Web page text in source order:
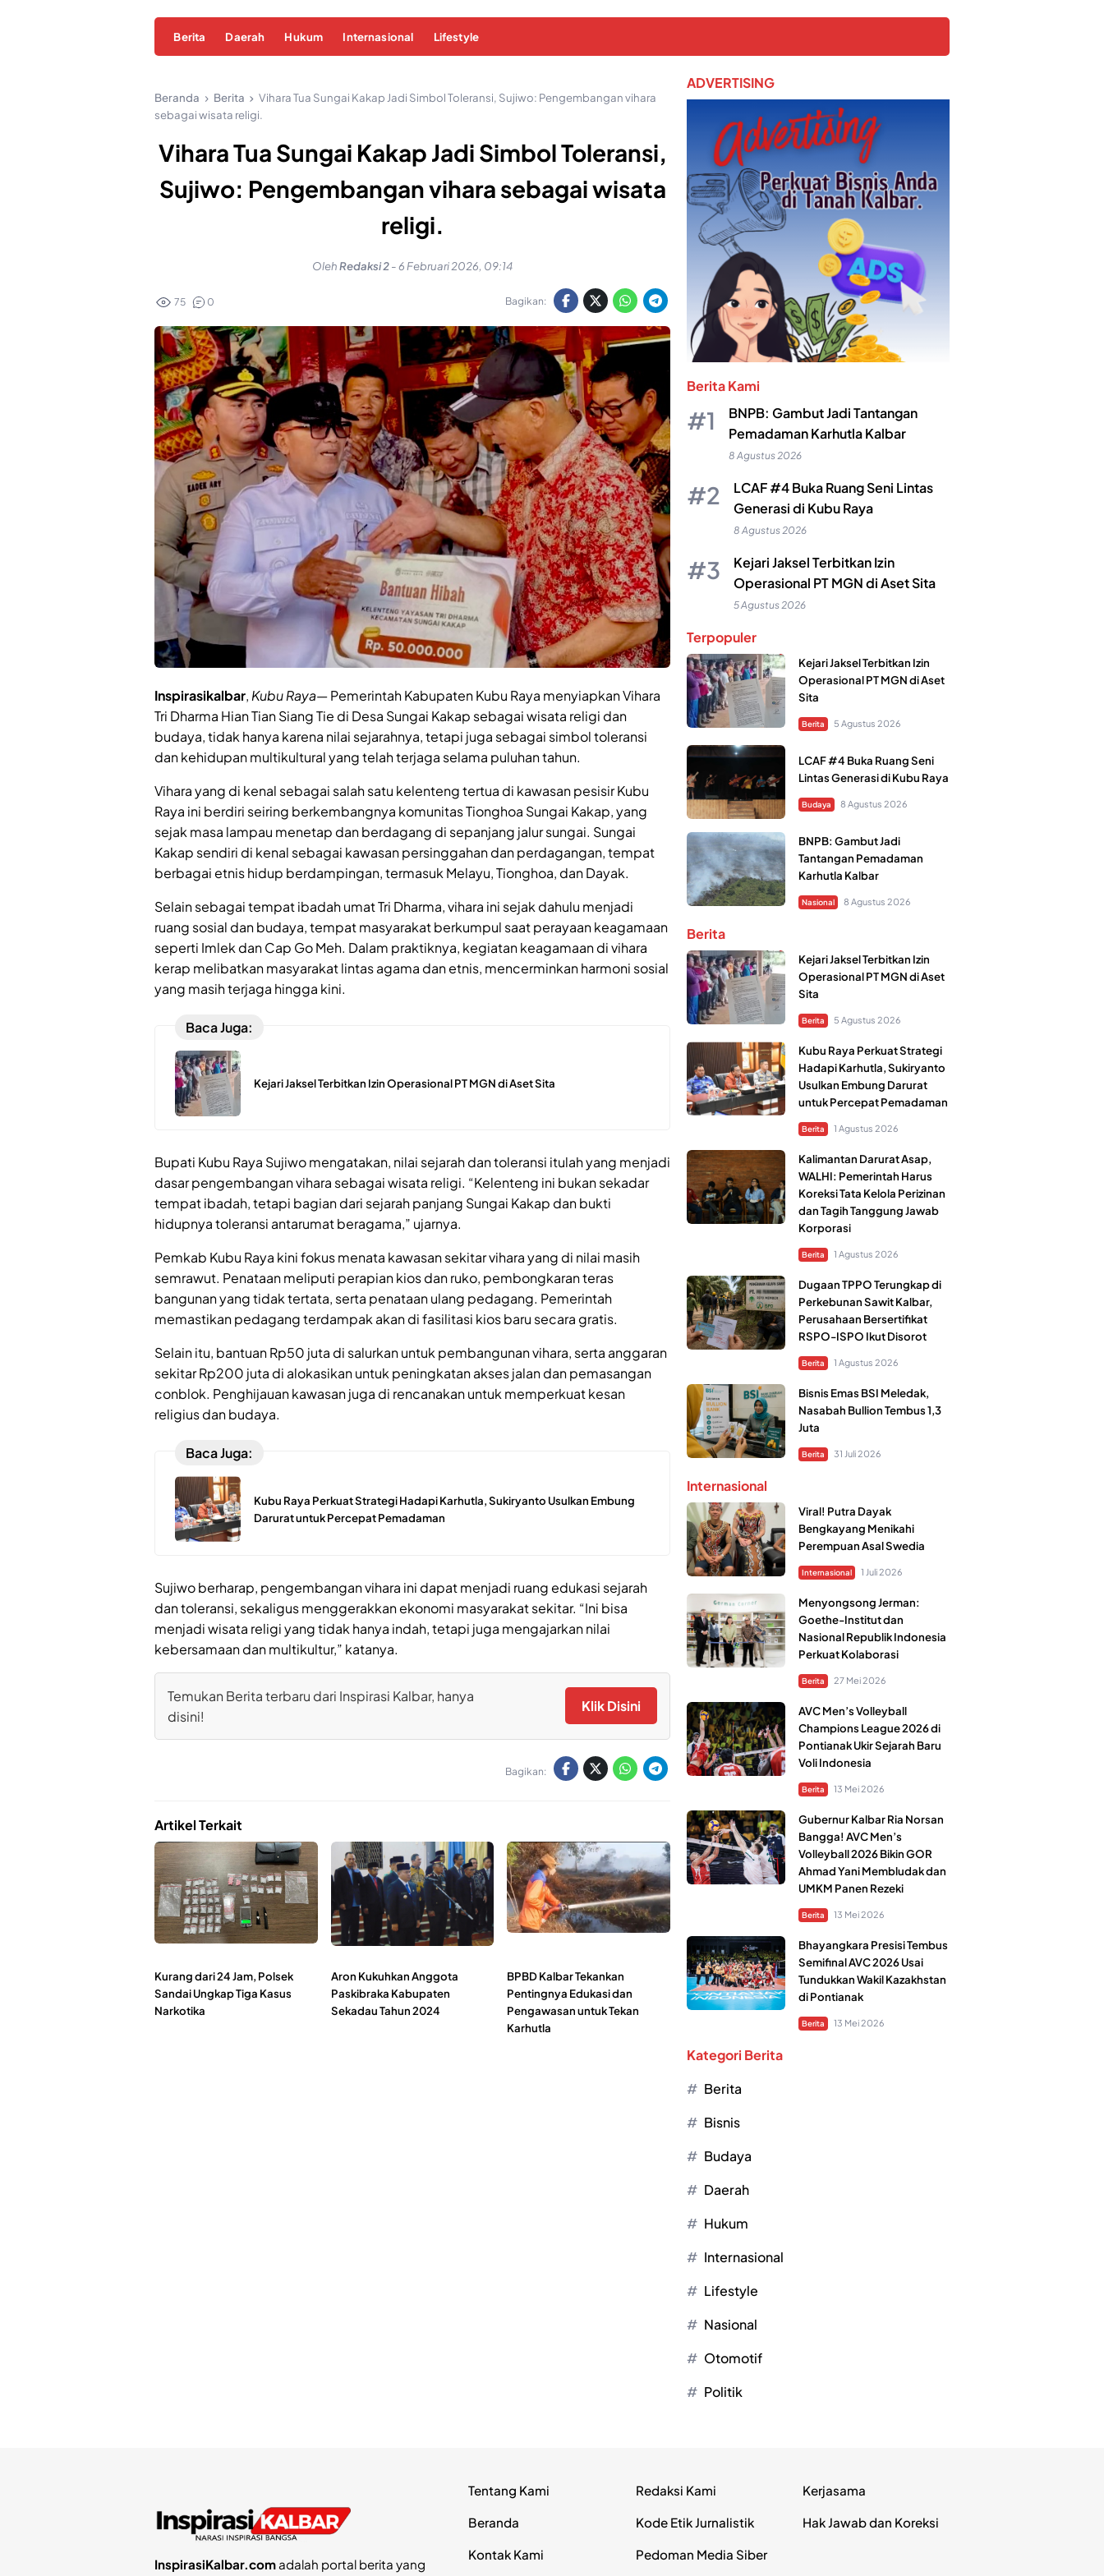
Berita Daerah Hukum Internasional Lifestyle
Beranda Berita
Vihara Tua Sungai Kakap Jadi Simbol Toleransi, Sujiwo: Pengembangan vihara
sebagai wisata religi.
Vihara Tua Sungai Kakap Jadi Simbol Toleransi,
Sujiwo: Pengembangan vihara sebagai wisata
religi.
OlehRedaksi 2-6 Februari 2026, 09:14
75 0 Bagikan:
Inspirasikalbar, Kubu Raya— Pemerintah Kabupaten Kubu Raya menyiapkan Vihara
Tri Dharma Hian Tian Siang Tie di Desa Sungai Kakap sebagai wisata religi dan
budaya, tidak hanya karena nilai sejarahnya, tetapi juga sebagai simbol toleransi
dan kehidupan multikultural yang telah terjaga selama puluhan tahun.
Vihara yang di kenal sebagai salah satu kelenteng tertua di kawasan pesisir Kubu
Raya ini berdiri seiring berkembangnya komunitas Tionghoa Sungai Kakap, yang
sejak masa lampau menetap dan berdagang di sepanjang jalur sungai. Sungai
Kakap sendiri di kenal sebagai kawasan persinggahan dan perdagangan, tempat
berbagai etnis hidup berdampingan, termasuk Melayu, Tionghoa, dan Dayak.
Selain sebagai tempat ibadah umat Tri Dharma, vihara ini sejak dahulu menjadi
ruang sosial dan budaya, tempat masyarakat berkumpul saat perayaan keagamaan
seperti Imlek dan Cap Go Meh. Dalam praktiknya, kegiatan keagamaan di vihara
kerap melibatkan masyarakat lintas agama dan etnis, mencerminkan harmoni sosial
yang masih terjaga hingga kini.
Baca Juga:
Kejari Jaksel Terbitkan Izin Operasional PT MGN di Aset Sita
Bupati Kubu Raya Sujiwo mengatakan, nilai sejarah dan toleransi itulah yang menjadi
dasar pengembangan vihara sebagai wisata religi. “Kelenteng ini bukan sekadar
tempat ibadah, tetapi bagian dari sejarah panjang Sungai Kakap dan bukti
hidupnya toleransi antarumat beragama,” ujarnya.
Pemkab Kubu Raya kini fokus menata kawasan sekitar vihara yang di nilai masih
semrawut. Penataan meliputi perapian kios dan ruko, pembongkaran teras
bangunan yang tidak tertata, serta penataan ulang pedagang. Pemerintah
memastikan pedagang terdampak akan di fasilitasi kios baru secara gratis.
Selain itu, bantuan Rp50 juta di salurkan untuk pembangunan vihara, serta anggaran
sekitar Rp200 juta di alokasikan untuk peningkatan akses jalan dan pemasangan
conblok. Penghijauan kawasan juga di rencanakan untuk memperkuat kesan
religius dan budaya.
Baca Juga:
Kubu Raya Perkuat Strategi Hadapi Karhutla, Sukiryanto Usulkan Embung
Darurat untuk Percepat Pemadaman
Sujiwo berharap, pengembangan vihara ini dapat menjadi ruang edukasi sejarah
dan toleransi, sekaligus menggerakkan ekonomi masyarakat sekitar. “Ini bisa
menjadi wisata religi yang tidak hanya indah, tetapi juga mengajarkan nilai
kebersamaan dan multikultur,” katanya.
Temukan Berita terbaru dari Inspirasi Kalbar, hanya
disini!
Klik Disini
Bagikan:
Artikel Terkait
Kurang dari 24 Jam, Polsek
Sandai Ungkap Tiga Kasus
Narkotika
Aron Kukuhkan Anggota
Paskibraka Kabupaten
Sekadau Tahun 2024
BPBD Kalbar Tekankan
Pentingnya Edukasi dan
Pengawasan untuk Tekan
Karhutla
ADVERTISING
Berita Kami
BNPB: Gambut Jadi Tantangan
Pemadaman Karhutla Kalbar
8 Agustus 2026
LCAF #4 Buka Ruang Seni Lintas
Generasi di Kubu Raya
8 Agustus 2026
Kejari Jaksel Terbitkan Izin
Operasional PT MGN di Aset Sita
5 Agustus 2026
Terpopuler
Kejari Jaksel Terbitkan Izin
Operasional PT MGN di Aset
Sita
Berita 5 Agustus 2026
LCAF #4 Buka Ruang Seni
Lintas Generasi di Kubu Raya
Budaya 8 Agustus 2026
BNPB: Gambut Jadi
Tantangan Pemadaman
Karhutla Kalbar
Nasional 8 Agustus 2026
Berita
Kejari Jaksel Terbitkan Izin
Operasional PT MGN di Aset
Sita
Berita 5 Agustus 2026
Kubu Raya Perkuat Strategi
Hadapi Karhutla, Sukiryanto
Usulkan Embung Darurat
untuk Percepat Pemadaman
Berita 1 Agustus 2026
Kalimantan Darurat Asap,
WALHI: Pemerintah Harus
Koreksi Tata Kelola Perizinan
dan Tagih Tanggung Jawab
Korporasi
Berita 1 Agustus 2026
Dugaan TPPO Terungkap di
Perkebunan Sawit Kalbar,
Perusahaan Bersertifikat
RSPO-ISPO Ikut Disorot
Berita 1 Agustus 2026
Bisnis Emas BSI Meledak,
Nasabah Bullion Tembus 1,3
Juta
Berita 31 Juli 2026
Internasional
Viral! Putra Dayak
Bengkayang Menikahi
Perempuan Asal Swedia
Internasional 1 Juli 2026
Menyongsong Jerman:
Goethe-Institut dan
Nasional Republik Indonesia
Perkuat Kolaborasi
Berita 27 Mei 2026
AVC Men’s Volleyball
Champions League 2026 di
Pontianak Ukir Sejarah Baru
Voli Indonesia
Berita 13 Mei 2026
Gubernur Kalbar Ria Norsan
Bangga! AVC Men’s
Volleyball 2026 Bikin GOR
Ahmad Yani Membludak dan
UMKM Panen Rezeki
Berita 13 Mei 2026
Bhayangkara Presisi Tembus
Semifinal AVC 2026 Usai
Tundukkan Wakil Kazakhstan
di Pontianak
Berita 13 Mei 2026
Kategori Berita
Berita
Bisnis
Budaya
Daerah
Hukum
Internasional
Lifestyle
Nasional
Otomotif
Politik
InspirasiKalbar.comadalah portal berita yang
Tentang Kami
Beranda
Kontak Kami
Redaksi Kami
Kode Etik Jurnalistik
Pedoman Media Siber
Kerjasama
Hak Jawab dan Koreksi